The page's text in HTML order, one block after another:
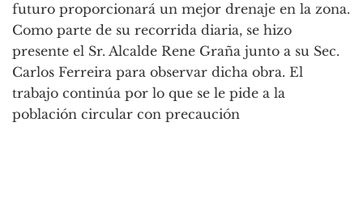
futuro proporcionará un mejor drenaje en la zona.
Como parte de su recorrida diaria, se hizo
presente el Sr. Alcalde Rene Graña junto a su Sec.
Carlos Ferreira para observar dicha obra. El
trabajo continúa por lo que se le pide a la
población circular con precaución